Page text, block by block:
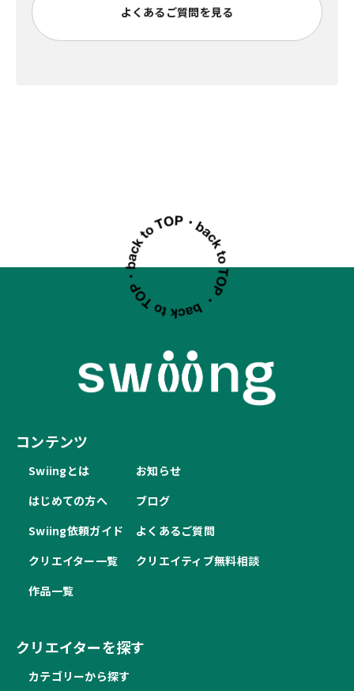
よくあるご質問を見る
コンテンツ
Swiingとは
はじめての方へ
Swiing依頼ガイド
クリエイター一覧
作品一覧
お知らせ
ブログ
よくあるご質問
クリエイティブ無料相談
クリエイターを探す
カテゴリーから探す